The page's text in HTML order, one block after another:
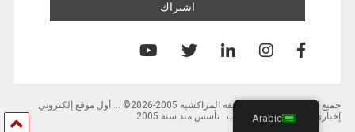
جميع الحقوق محفوظة لصحيفة المراكشية 2005-2026© … أول موقع إلكتروني
إخباري باللغة العربية بالمغرب . تأسس منذ سنة 2005
Arabic